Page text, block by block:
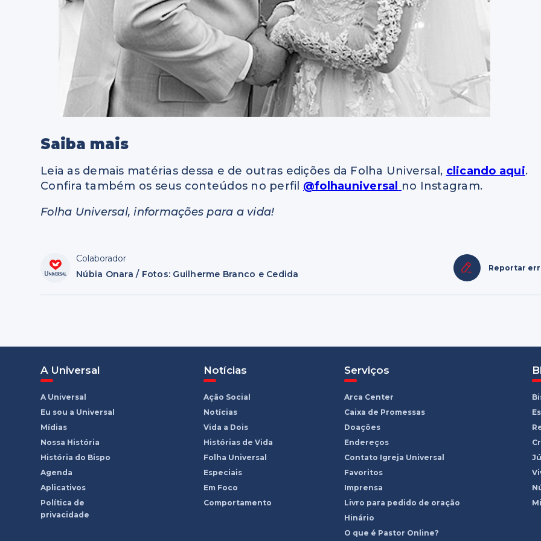
Saiba mais
Leia as demais matérias dessa e de outras edições da Folha Universal, clicando aqui.
Confira também os seus conteúdos no perfil @folhauniversal
no Instagram.
Folha Universal, informações para a vida!
Colaborador
Núbia Onara / Fotos: Guilherme Branco e Cedida
Reportar
A Universal
A Universal
Eu sou a Universal
Mídias
Nossa História
História do Bispo
Agenda
Aplicativos
Política de
privacidade
Notícias
Ação Social
Notícias
Vida a Dois
Histórias de Vida
Folha Universal
Especiais
Em Foco
Comportamento
Serviços
Arca Center
Caixa de Promessas
Doações
Endereços
Contato Igreja Universal
Favoritos
Imprensa
Livro para pedido de oração
Hinário
O que é Pastor Online?